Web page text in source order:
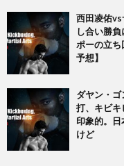
西田凌佑
し合い勝
ポーの立ち
予想】
ダヤン・
打、キビキ
印象的。
けど